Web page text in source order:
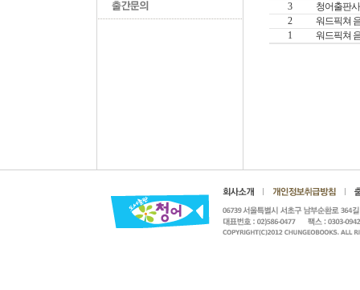
3
청어출판
2
워드픽쳐
1
워드픽쳐